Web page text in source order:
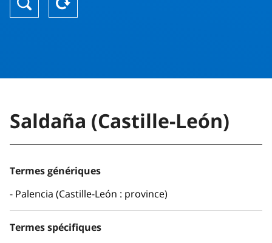
Saldaña (Castille-León)
Termes génériques
Palencia (Castille-León : province)
Termes spécifiques